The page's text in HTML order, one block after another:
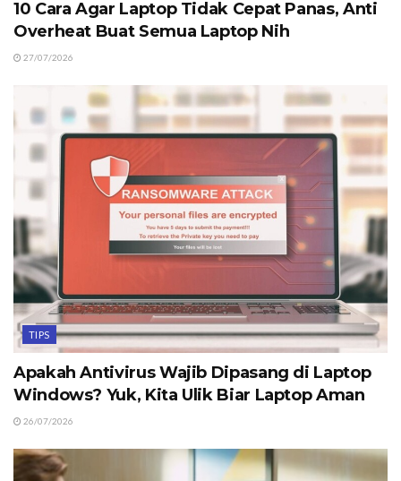
10 Cara Agar Laptop Tidak Cepat Panas, Anti
Overheat Buat Semua Laptop Nih
27/07/2026
TIPS
Apakah Antivirus Wajib Dipasang di Laptop
Windows? Yuk, Kita Ulik Biar Laptop Aman
26/07/2026